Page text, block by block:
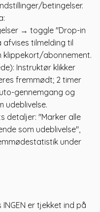
betingelser.
→ toggle "Drop-in
tilmelding til
klippekort/abonnement.
Instruktør klikker
fremmødt; 2 timer
gennemgang og
udeblivelse.
detaljer: "Marker alle
som udeblivelse",
under
er tjekket ind på